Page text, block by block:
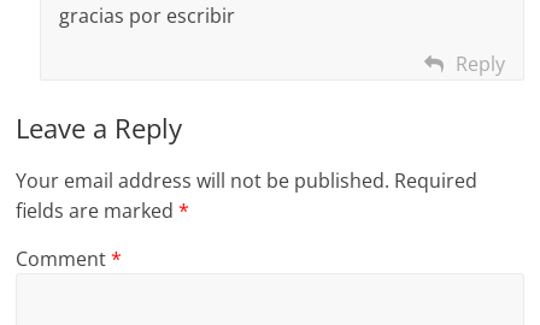
gracias por escribir
Reply
Leave a Reply
Your email address will not be published. Required
fields are marked*
Comment*